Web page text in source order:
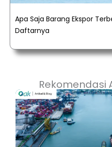
Apa Saja Barang Ekspor
Daftarnya
Rekomendasi